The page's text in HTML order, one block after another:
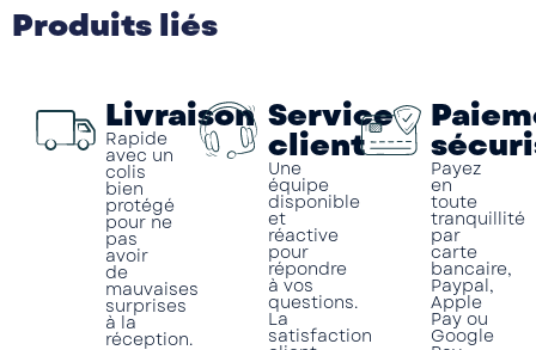
Produits liés
Livraison
Rapide
avec un
colis
bien
protégé
pour ne
pas
avoir
de
mauvaises
surprises
à la
réception.
Service
client
Une
équipe
disponible
et
réactive
pour
répondre
à vos
questions.
La
satisfaction
Payez
en
toute
tranquillité
par
carte
bancaire,
Paypal,
Apple
Pay ou
Google